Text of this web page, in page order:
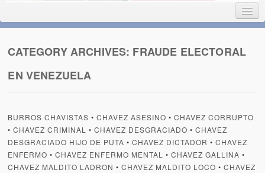
Home
Todos Unidos por Venezuela te da la bienvenida a éste nuestro
Blog. (Todos Unidos por Venezuela welcomes you to our Blog)
Acerca de este blog (About this Blog)
CATEGORY ARCHIVES: FRAUDE ELECTORAL
EN VENEZUELA
BURROS CHAVISTAS •CHAVEZ ASESINO •CHAVEZ CORRUPTO
•CHAVEZ CRIMINAL •CHAVEZ DESGRACIADO •CHAVEZ
DESGRACIADO HIJO DE PUTA •CHAVEZ DICTADOR •CHAVEZ
ENFERMO •CHAVEZ ENFERMO MENTAL •CHAVEZ GALLINA •
CHAVEZ MALDITO LADRON •CHAVEZ MALDITO LOCO •CHAVEZ